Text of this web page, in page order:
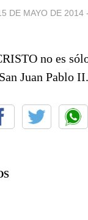
DE MAYO DE 2014
no es
Juan Pablo II.